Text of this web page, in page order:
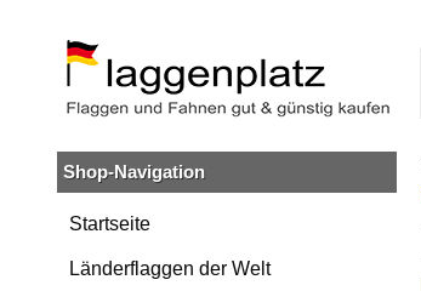
Hauptinhalt
springen
Suche
Zur
Navigation
springen
Shop-Navigation
Startseite
Länderflaggen der Welt